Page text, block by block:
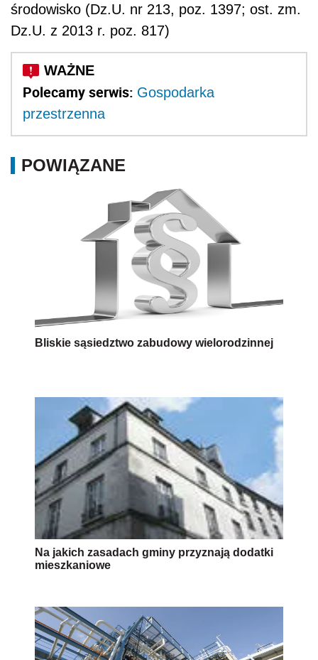
środowisko (Dz.U. nr 213, poz. 1397; ost. zm.
Dz.U. z 2013 r. poz. 817)
Polecamy serwis: Gospodarka
przestrzenna
POWIĄZANE
Bliskie sąsiedztwo zabudowy wielorodzinnej
Na jakich zasadach gminy przyznają dodatki
mieszkaniowe